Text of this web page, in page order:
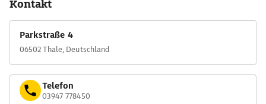
Kontakt
Parkstraße 4
06502 Thale, Deutschland
Telefon
03947 778450